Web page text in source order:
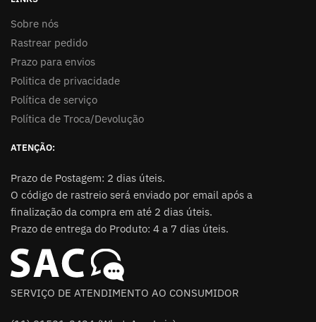
Sobre nós
Rastrear pedido
Prazo para envios
Politica de privacidade
Política de serviço
Política de Troca/Devolução
ATENÇÃO:
Prazo de Postagem: 2 dias úteis.
O código de rastreio será enviado por email após a
finalização da compra em até 2 dias úteis.
Prazo de entrega do Produto: 4 a 7 dias úteis.
SERVIÇO DE ATENDIMENTO AO CONSUMIDOR